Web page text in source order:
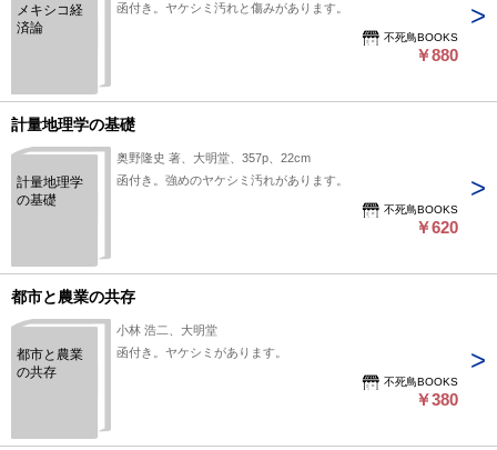
メキシコ経
済論
函付き。ヤケシミ汚れと傷みがあります。
不死鳥BOOKS
￥880
計量地理学の基礎
計量地理学
の基礎
奥野隆史 著、大明堂、357p、22cm
函付き。強めのヤケシミ汚れがあります。
不死鳥BOOKS
￥620
都市と農業の共存
都市と農業
の共存
小林 浩二、大明堂
函付き。ヤケシミがあります。
不死鳥BOOKS
￥380